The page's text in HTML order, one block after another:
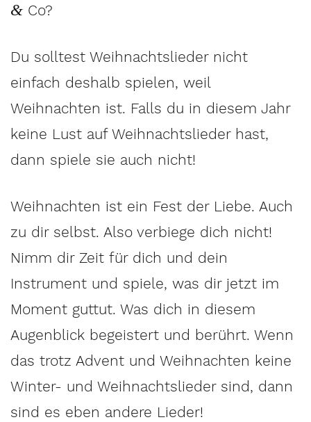
& Co?
Du solltest Weihnachtslieder nicht
einfach deshalb spielen, weil
Weihnachten ist. Falls du in diesem Jahr
keine Lust auf Weihnachtslieder hast,
dann spiele sie auch nicht!
Weihnachten ist ein Fest der Liebe. Auch
zu dir selbst. Also verbiege dich nicht!
Nimm dir Zeit für dich und dein
Instrument und spiele, was dir jetzt im
Moment guttut. Was dich in diesem
Augenblick begeistert und berührt. Wenn
das trotz Advent und Weihnachten keine
Winter- und Weihnachtslieder sind, dann
sind es eben andere Lieder!